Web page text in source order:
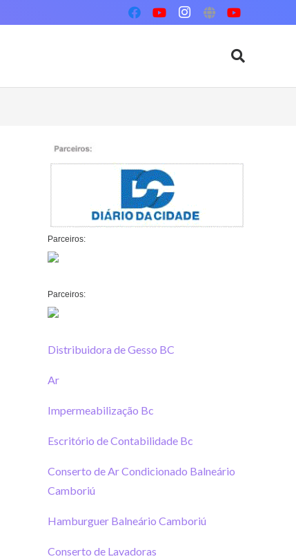
Parceiros:
Parceiros:
Distribuidora de Gesso BC
Ar
Impermeabilização Bc
Escritório de Contabilidade Bc
Conserto de Ar Condicionado Balneário
Camboriú
Hamburguer Balneário Camboriú
Conserto de Lavadoras